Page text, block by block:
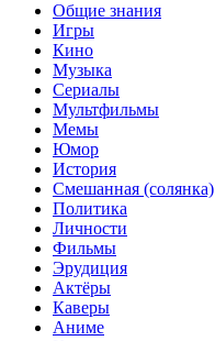
Общие знания
Игры
Кино
Музыка
Сериалы
Мультфильмы
Мемы
Юмор
История
Смешанная (солянка)
Политика
Личности
Фильмы
Эрудиция
Актёры
Каверы
Аниме